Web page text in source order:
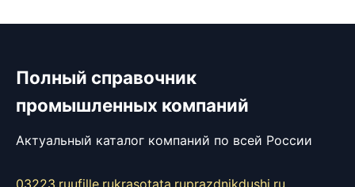
Полный справочник
промышленных компаний
Актуальный каталог компаний по всей России